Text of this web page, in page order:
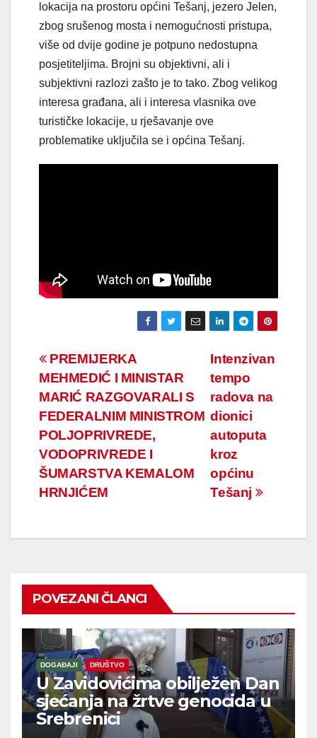
lokacija na prostoru općini Tešanj, jezero Jelen,
zbog srušenog mosta i nemogućnosti pristupa,
više od dvije godine je potpuno nedostupna
posjetiteljima. Brojni su objektivni, ali i
subjektivni razlozi zašto je to tako. Zbog velikog
interesa građana, ali i interesa vlasnika ove
turističke lokacije, u rješavanje ove
problematike uključila se i općina Tešanj.
Navigacija
članaka
Intenzivan
tempo
radova na
dionici
autoputa
kroz
općinu
Tešanj
PREMIJERKA
MEHMEDIĆ I MINISTAR
MARIĆ RAZGOVARALI S
FEDERALNIM MINISTROM
POLJOPRIVREDE,
VODOPRIVREDE I
ŠUMARSTVA KEMALOM
HRNJIĆEM
POVEZANI ČLANCI
DOGAĐAJI DRUŠTVO
U Zavidovićima obilježen Dan
sjećanja na žrtve genocida u
Srebrenici